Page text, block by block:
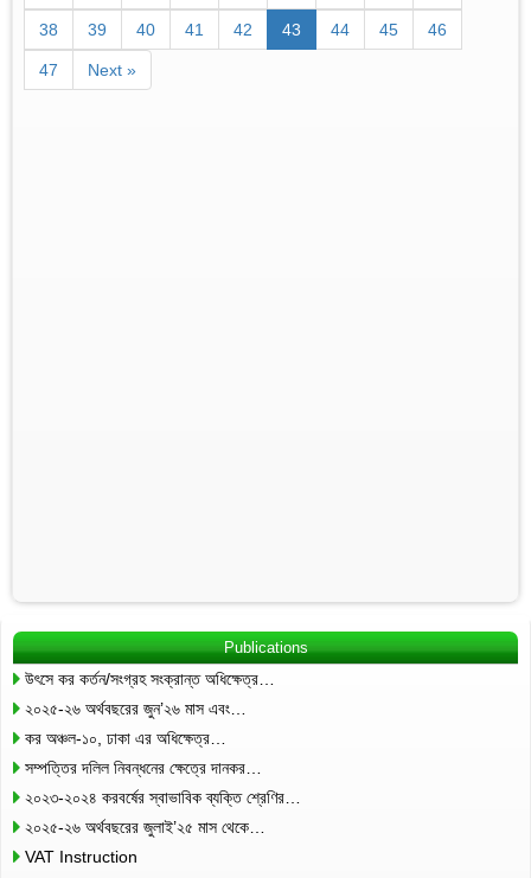
38 39 40 41 42 43 44 45 46
47 Next »
Publications
উৎসে কর কর্তন/সংগ্রহ সংক্রান্ত অধিক্ষেত্র…
২০২৫-২৬ অর্থবছরের জুন’২৬ মাস এবং…
কর অঞ্চল-১০, ঢাকা এর অধিক্ষেত্র…
সম্পত্তির দলিল নিবন্ধনের ক্ষেত্রে দানকর…
২০২৩-২০২৪ করবর্ষের স্বাভাবিক ব্যক্তি শ্রেণির…
২০২৫-২৬ অর্থবছরের জুলাই’২৫ মাস থেকে…
VAT Instruction